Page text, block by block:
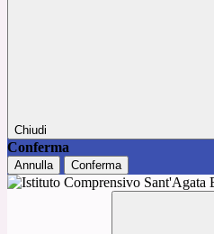
Chiudi
Conferma
Annulla Conferma